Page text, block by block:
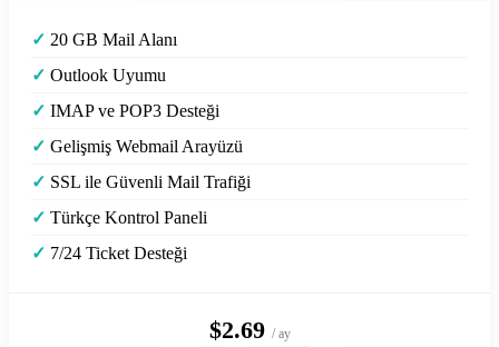
✓ 20 GB Mail Alanı
✓ Outlook Uyumu
✓ IMAP ve POP3 Desteği
✓ Gelişmiş Webmail Arayüzü
✓ SSL ile Güvenli Mail Trafiği
✓ Türkçe Kontrol Paneli
✓ 7/24 Ticket Desteği
$2.69 / ay